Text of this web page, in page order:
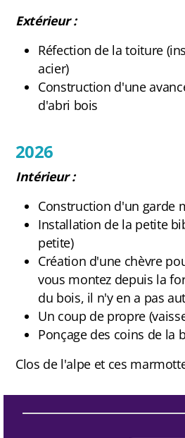
Extérieur :
Réfection de la toiture
acier)
Construction d'une
d'abri bois
2026
Intérieur :
Construction d'un garde
Installation de la petite
petite)
Création d'une chèvre
vous montez depuis la
du bois, il n'y en a pas
Un coup de propre
Ponçage des coins de la
Clos de l'alpe et ces